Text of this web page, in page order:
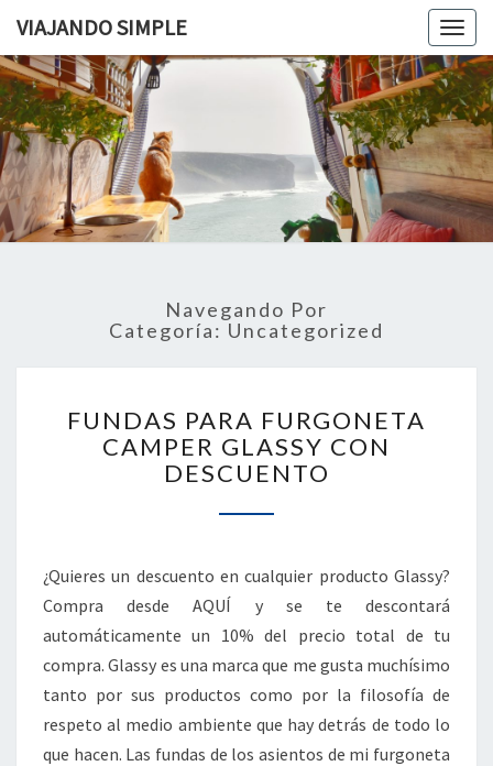
VIAJANDO SIMPLE
SIMPLE
Viviendo
En Un
Camión
Por
Europa
Navegando Por
Categoría: Uncategorized
PARA
FURGONETA
CAMPER
CON
FUNDAS PARA FURGONETA
CAMPER GLASSY CON
DESCUENTO
¿Quieres un descuento en cualquier producto Glassy?
Compra desde AQUÍ y se te descontará
automáticamente un 10% del precio total de tu
compra. Glassy es una marca que me gusta muchísimo
tanto por sus productos como por la filosofía de
respeto al medio ambiente que hay detrás de todo lo
que hacen. Las fundas de los asientos de mi furgoneta